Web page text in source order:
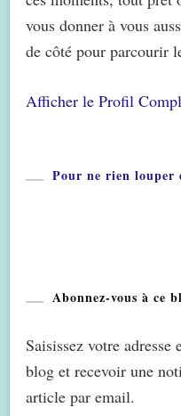
vous donner à vous
de côté pour parcourir
Afficher le Profil
Pour ne rien louper
Abonnez-vous à ce
Saisissez votre
blog et recevoir une
article par email.